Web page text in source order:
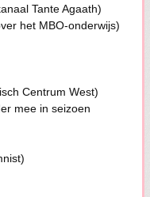
Tante Agaath)
het MBO-onderwijs)
Centrum West)
mee in seizoen